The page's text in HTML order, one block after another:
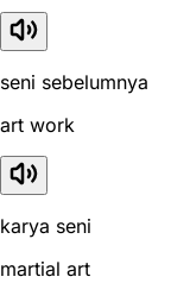
seni sebelumnya
art work
karya seni
martial art